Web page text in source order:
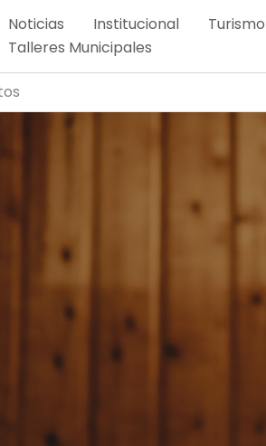
Noticias Institucional Turismo
Talleres Municipales